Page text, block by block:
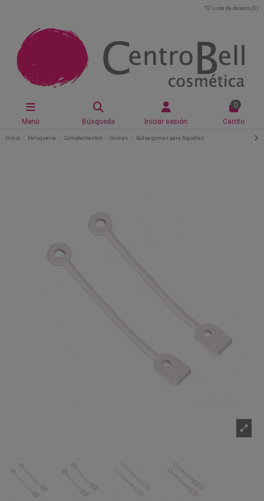
Lista de deseos (0 )
Menú Búsqueda Iniciar sesión
0
Carrito
Inicio Peluquería Complementos Gomas Bolsa gomas para bigudíes